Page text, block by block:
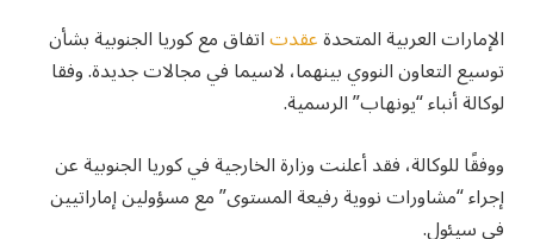
الإمارات العربية المتحدةعقدتاتفاق مع كوريا الجنوبية بشأن
توسيع التعاون النووي بينهما، لاسيما في مجالات جديدة. وفقا
لوكالة أنباء “يونهاب” الرسمية.
ووفقًا للوكالة، فقد أعلنت وزارة الخارجية في كوريا الجنوبية عن
إجراء “مشاورات نووية رفيعة المستوى” مع مسؤولين إماراتيين
في سيئول.